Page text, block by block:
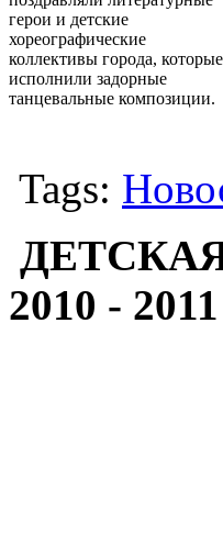
герои и детские
хореографические
коллективы города, которые
исполнили задорные
танцевальные композиции.
Tags:
2010 - 2011